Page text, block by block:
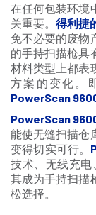
在任何包装环境
关重要。 得利捷
免不必要的废物
的手持扫描枪具
材料类型上都表
方案的变化。
PowerScan
PowerScan
能使无缝扫描仓
变得切实可行。
技术、无线充电
其成为手持扫描
松选择。